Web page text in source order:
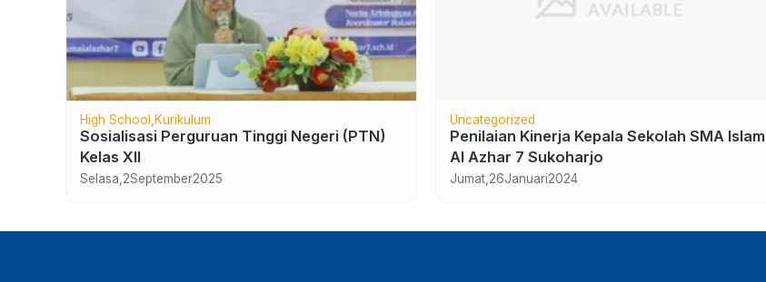
High School Kurikulum
Sosialisasi Perguruan Tinggi Negeri (PTN)
Kelas XII
Selasa, 2September2025
Uncategorized
Penilaian Kinerja Kepala Sekolah SMA Islam
Al Azhar 7 Sukoharjo
Jumat, 26Januari2024